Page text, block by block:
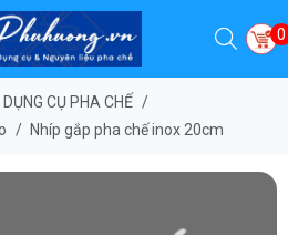
0
DỤNG CỤ PHA CHẾ /
/ Nhíp gắp pha chế inox 20cm